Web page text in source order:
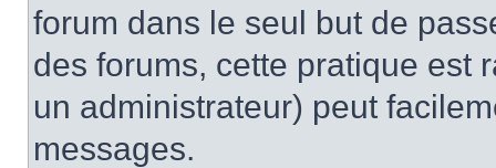
forum dans le seul but de
des forums, cette pratique est
un administrateur) peut
messages.